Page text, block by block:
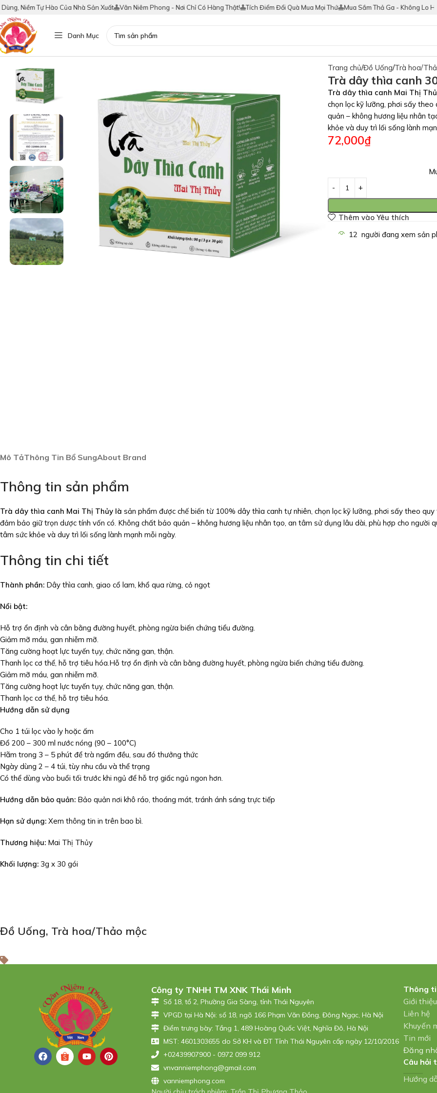
Niềm Tự Hào Của Nhà Sản Xuất Vân Niêm Phong - Nơi Chỉ Có Hàng Thật! Tích Điểm Đổi Quà Mua Mọi Thứ Mua Sắm Thả Ga - Không Lo Hàng
Danh Mục
Trang chủ Đồ Uống Trà hoa/
Trà dây thìa canh
Trà dây thìa canh Mai Thị
chọn lọc kỹ lưỡng, phơi sấy
quản – không hương liệu nhân
khỏe và duy trì lối sống lành
72,000₫
Thêm vào Yêu thích
12 người đang xem sản
Mô TảThông Tin Bổ SungAbout Brand
Thông tin sản phẩm
Trà dây thìa canh Mai Thị Thủy là sản phẩm được chế biến từ 100% dây thìa canh tự nhiên, chọn lọc kỹ lưỡng, phơi sấy theo quy
đảm bảo giữ trọn dược tính vốn có. Không chất bảo quản – không hương liệu nhân tạo, an tâm sử dụng lâu dài, phù hợp cho người
tâm sức khỏe và duy trì lối sống lành mạnh mỗi ngày.
Thông tin chi tiết
Thành phần: Dây thìa canh, giao cổ lam, khổ qua rừng, cỏ ngọt
Nổi bật:
Hỗ trợ ổn định và cân bằng đường huyết, phòng ngừa biến chứng tiểu đường.
Giảm mỡ máu, gan nhiễm mỡ.
Tăng cường hoạt lực tuyến tụy, chức năng gan, thận.
Thanh lọc cơ thể, hỗ trợ tiêu hóa.Hỗ trợ ổn định và cân bằng đường huyết, phòng ngừa biến chứng tiểu đường.
Giảm mỡ máu, gan nhiễm mỡ.
Tăng cường hoạt lực tuyến tụy, chức năng gan, thận.
Thanh lọc cơ thể, hỗ trợ tiêu hóa.
Hướng dẫn sử dụng
Cho 1 túi lọc vào ly hoặc ấm
Đổ 200 – 300 ml nước nóng (90 – 100°C)
Hãm trong 3 – 5 phút để trà ngấm đều, sau đó thưởng thức
Ngày dùng 2 – 4 túi, tùy nhu cầu và thể trạng
Có thể dùng vào buổi tối trước khi ngủ để hỗ trợ giấc ngủ ngon hơn.
Hướng dẫn bảo quản: Bảo quản nơi khô ráo, thoáng mát, tránh ánh sáng trực tiếp
Hạn sử dụng: Xem thông tin in trên bao bì.
Thương hiệu: Mai Thị Thủy
Khối lượng: 3g x 30 gói
Đồ Uống, Trà hoa/Thảo mộc
Công ty TNHH TM XNK Thái Minh
Số 18, tổ 2, Phường Gia Sàng, tỉnh Thái Nguyên
VPGD tại Hà Nội: số 18, ngõ 166 Phạm Văn Đồng, Đông Ngạc, Hà Nội
Điểm trưng bày: Tầng 1, 489 Hoàng Quốc Việt, Nghĩa Đô, Hà Nội
MST: 4601303655 do Sở KH và ĐT Tỉnh Thái Nguyên cấp ngày 12/10/2016
+02439907900 - 0972 099 912
vnvanniemphong@gmail.com
vanniemphong.com
Thông
Giới thiệu
Liên hệ
Khuyến
Tin mới
Đăng
Câu hỏi
Hướng